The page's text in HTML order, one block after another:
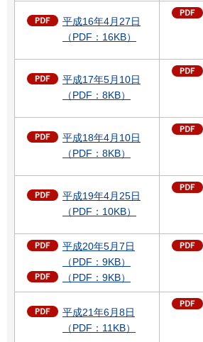
平成16年4月27日
（PDF：16KB）
平成17年5月10日
（PDF：8KB）
平成18年4月10日
（PDF：8KB）
平成19年4月25日
（PDF：10KB）
平成20年5月7日
（PDF：9KB）
（PDF：9KB）
平成21年6月8日
（PDF：11KB）